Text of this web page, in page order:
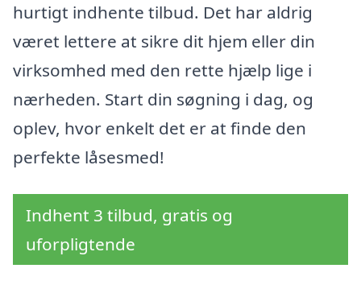
hurtigt indhente tilbud. Det har aldrig
været lettere at sikre dit hjem eller din
virksomhed med den rette hjælp lige i
nærheden. Start din søgning i dag, og
oplev, hvor enkelt det er at finde den
perfekte låsesmed!
Indhent 3 tilbud, gratis og
uforpligtende